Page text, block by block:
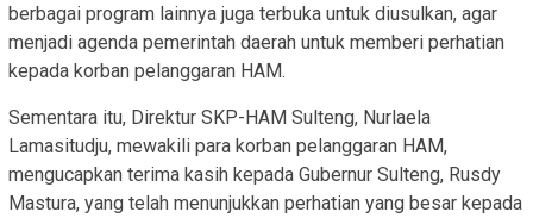
berbagai program lainnya juga terbuka untuk diusulkan, agar
menjadi agenda pemerintah daerah untuk memberi perhatian
kepada korban pelanggaran HAM.
Sementara itu, Direktur SKP-HAM Sulteng, Nurlaela
Lamasitudju, mewakili para korban pelanggaran HAM,
mengucapkan terima kasih kepada Gubernur Sulteng, Rusdy
Mastura, yang telah menunjukkan perhatian yang besar kepada